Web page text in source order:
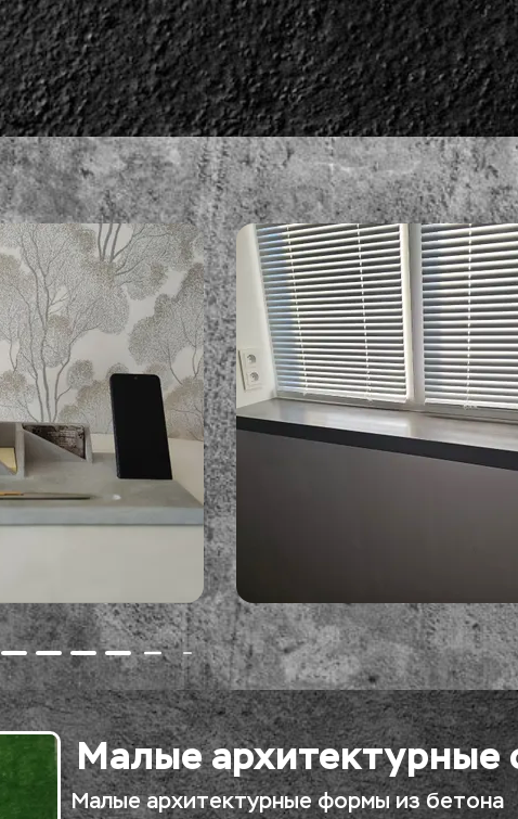
Малые
Малые архитектурные формы из бетона